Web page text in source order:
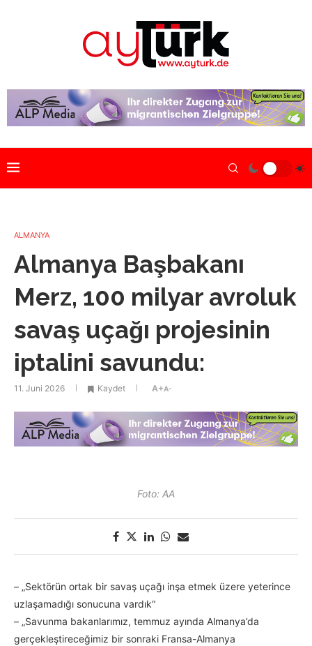
ALMANYA
Almanya Başbakanı
Merz, 100 milyar avroluk
savaş uçağı projesinin
iptalini savundu:
11. Juni 2026 Kaydet A+A-
Foto: AA
– „Sektörün ortak bir savaş uçağı inşa etmek üzere yeterince
uzlaşamadığı sonucuna vardık“
– „Savunma bakanlarımız, temmuz ayında Almanya’da
gerçekleştireceğimiz bir sonraki Fransa-Almanya